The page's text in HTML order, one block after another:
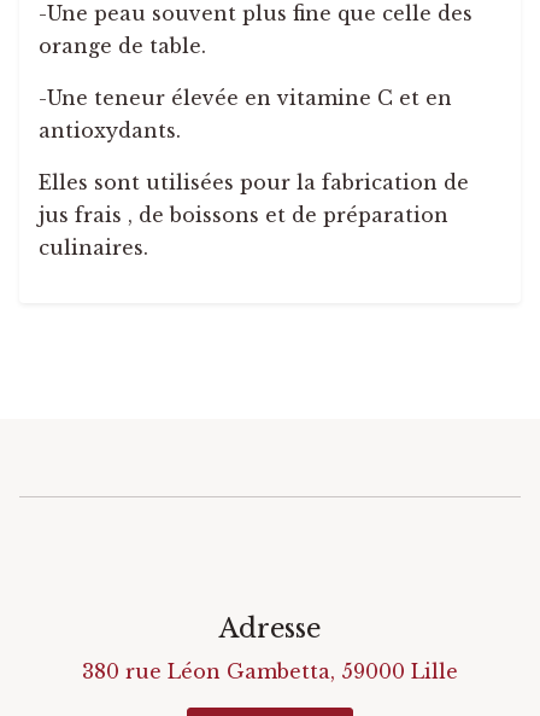
-Une peau souvent plus fine que celle des
orange de table.
-Une teneur élevée en vitamine C et en
antioxydants.
Elles sont utilisées pour la fabrication de
jus frais , de boissons et de préparation
culinaires.
Adresse
380 rue Léon Gambetta, 59000 Lille